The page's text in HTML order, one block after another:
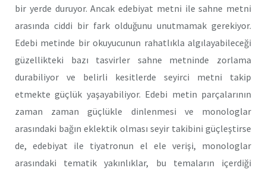
bir yerde duruyor. Ancak edebiyat metni ile sahne metni
arasında ciddi bir fark olduğunu unutmamak gerekiyor.
Edebi metinde bir okuyucunun rahatlıkla algılayabileceği
güzellikteki bazı tasvirler sahne metninde zorlama
durabiliyor ve belirli kesitlerde seyirci metni takip
etmekte güçlük yaşayabiliyor. Edebi metin parçalarının
zaman zaman güçlükle dinlenmesi ve monologlar
arasındaki bağın eklektik olması seyir takibini güçleştirse
de, edebiyat ile tiyatronun el ele verişi, monologlar
arasındaki tematik yakınlıklar, bu temaların içerdiği